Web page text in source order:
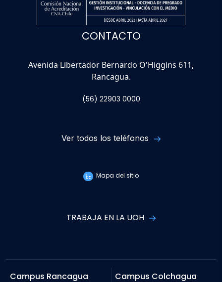
CONTACTO
Avenida Libertador Bernardo O'Higgins 611,
Rancagua.
(56) 22903 0000
Ver todos los teléfonos
Mapa del sitio
TRABAJA EN LA UOH
Campus Rancagua Campus Colchagua